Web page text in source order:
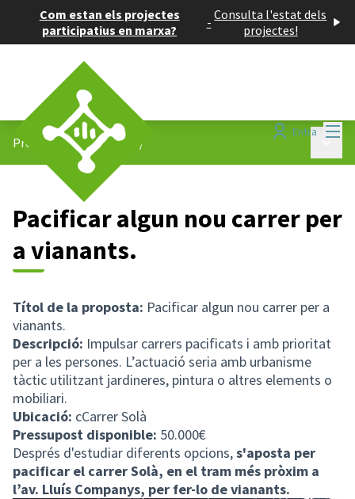
Com estan els projectes
participatius en marxa?
- Consulta l'estat dels
projectes!
Entra
Projectes participatius /
Pacificar algun nou carrer per
a vianants.
Títol de la proposta: Pacificar algun nou carrer per a
vianants.
Descripció: Impulsar carrers pacificats i amb prioritat
per a les persones. L’actuació seria amb urbanisme
tàctic utilitzant jardineres, pintura o altres elements o
mobiliari.
Ubicació: cCarrer Solà
Pressupost disponible: 50.000€
Després d'estudiar diferents opcions,s'aposta per
pacificar el carrer Solà, en el tram més pròxim a
l’av. Lluís Companys, per fer-lo de vianants.